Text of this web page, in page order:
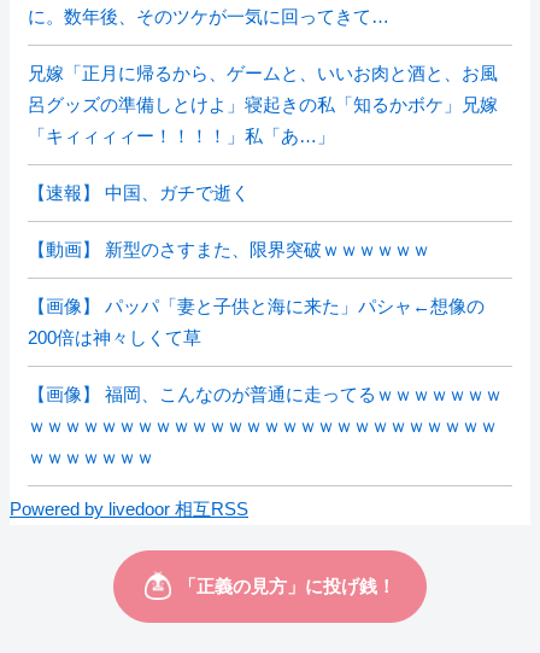
に。数年後、そのツケが一気に回ってきて…
兄嫁「正月に帰るから、ゲームと、いいお肉と酒と、お風
呂グッズの準備しとけよ」寝起きの私「知るかボケ」兄嫁
「キィィィィー！！！！」私「あ…」
【速報】 中国、ガチで逝く
【動画】 新型のさすまた、限界突破ｗｗｗｗｗｗ
【画像】 パッパ「妻と子供と海に来た」パシャ←想像の
200倍は神々しくて草
【画像】 福岡、こんなのが普通に走ってるｗｗｗｗｗｗｗ
ｗｗｗｗｗｗｗｗｗｗｗｗｗｗｗｗｗｗｗｗｗｗｗｗｗｗ
ｗｗｗｗｗｗｗ
Powered by livedoor 相互RSS